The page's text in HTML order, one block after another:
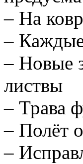
– На
–
– Новые
листвы
– Трава
– Полёт
–